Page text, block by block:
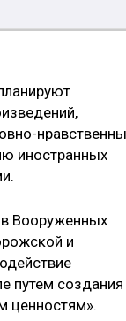
иностранных
в Вооруженных
и
путем создания
ценностям».